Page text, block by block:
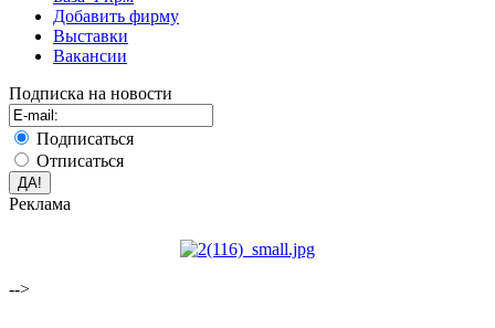
Добавить фирму
Выставки
Вакансии
Подписка на новости
Подписаться
Отписаться
Реклама
-->